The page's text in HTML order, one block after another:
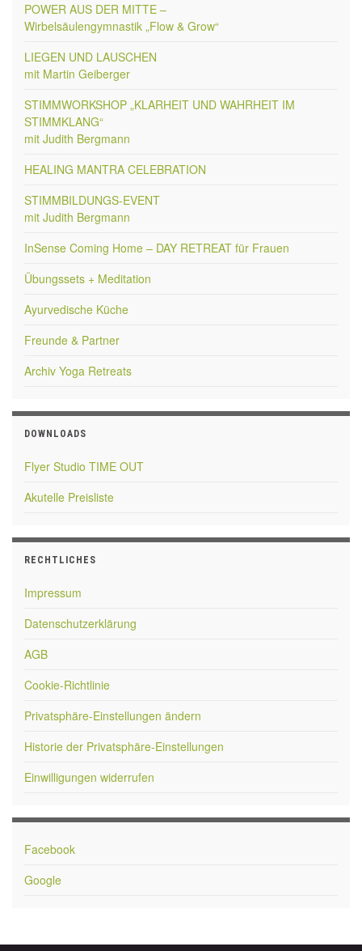
POWER AUS DER MITTE –
Wirbelsäulengymnastik „Flow & Grow“
LIEGEN UND LAUSCHEN
mit Martin Geiberger
STIMMWORKSHOP „KLARHEIT UND WAHRHEIT IM
STIMMKLANG“
mit Judith Bergmann
HEALING MANTRA CELEBRATION
STIMMBILDUNGS-EVENT
mit Judith Bergmann
InSense Coming Home – DAY RETREAT für Frauen
Übungssets + Meditation
Ayurvedische Küche
Freunde & Partner
Archiv Yoga Retreats
DOWNLOADS
Flyer Studio TIME OUT
Akutelle Preisliste
RECHTLICHES
Impressum
Datenschutzerklärung
AGB
Cookie-Richtlinie
Privatsphäre-Einstellungen ändern
Historie der Privatsphäre-Einstellungen
Einwilligungen widerrufen
Facebook
Google